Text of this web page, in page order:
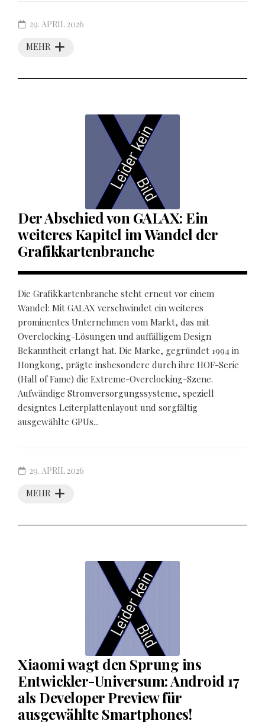
MEHR
29. APRIL 2026
Der Abschied von GALAX: Ein
weiteres Kapitel im Wandel der
Grafikkartenbranche
Die Grafikkartenbranche steht erneut vor einem
Wandel: Mit GALAX verschwindet ein weiteres
prominentes Unternehmen vom Markt, das mit
Overclocking-Lösungen und auffälligem Design
Bekanntheit erlangt hat. Die Marke, gegründet 1994 in
Hongkong, prägte insbesondere durch ihre HOF-Serie
(Hall of Fame) die Extreme-Overclocking-Szene.
Aufwändige Stromversorgungssysteme, speziell
designtes Leiterplattenlayout und sorgfältig
ausgewählte GPUs...
MEHR
29. APRIL 2026
Xiaomi wagt den Sprung ins
Entwickler-Universum: Android 17
als Developer Preview für
ausgewählte Smartphones!